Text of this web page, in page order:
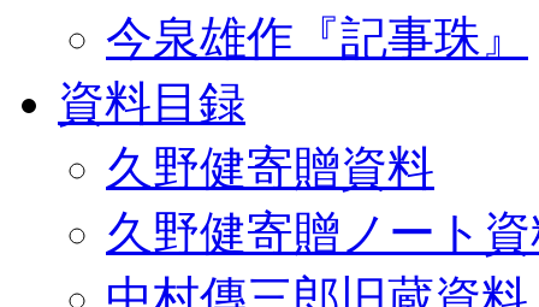
今泉雄作『記事珠』
資料目録
久野健寄贈資料
久野健寄贈ノート